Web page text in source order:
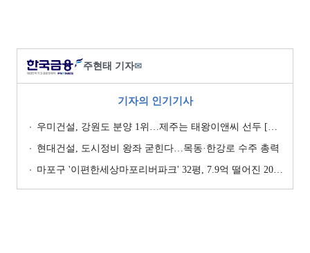
주현태 기자✉
기자의 인기기사
우미건설, 강원도 분양 1위…제주는 태왕이앤씨 선두 [이 지역 분양왕-강원·제주]
현대건설, 도시정비 왕좌 굳힌다…목동·한강로 수주 총력
마포구 '이편한세상마포리버파크' 32평, 7.9억 떨어진 20.4억원에 거래 [일일 하락가]